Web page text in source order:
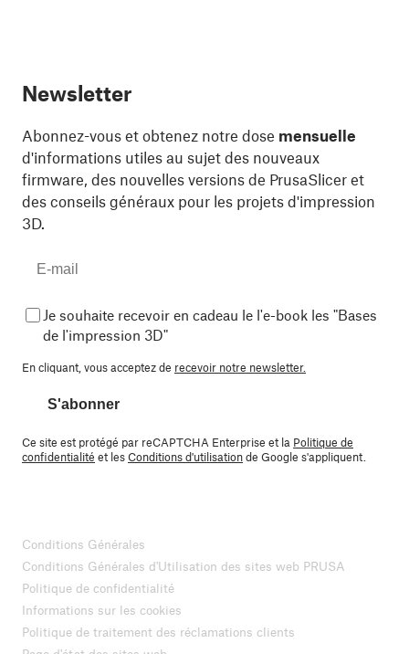
Newsletter
Abonnez-vous et obtenez notre dose mensuelle
d'informations utiles au sujet des nouveaux
firmware, des nouvelles versions de PrusaSlicer et
des conseils généraux pour les projets d'impression
3D.
Je souhaite recevoir en cadeau le l'e-book les "Bases
de l'impression 3D"
En cliquant, vous acceptez de recevoir notre newsletter.
S'abonner
Ce site est protégé par reCAPTCHA Enterprise et la Politique de
confidentialité et lesConditions d'utilisationde Google s'appliquent.
Conditions Générales
Conditions Générales d'Utilisation des sites web PRUSA
Politique de confidentialité
Informations sur les cookies
Politique de traitement des réclamations clients